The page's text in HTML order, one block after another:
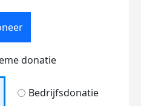
donatie
Bedrijfsdonatie